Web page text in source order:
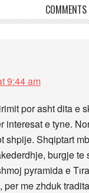
COMMENTS
9:44 am
por asht dita e
e tyne.
shpije. Shqiptart
burgje
pyramida e
me zhduk